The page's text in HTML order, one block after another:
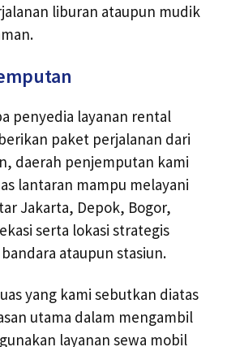
liburan ataupun mudik
penyedia layanan rental
paket perjalanan dari
daerah penjemputan kami
lantaran mampu melayani
Jakarta, Depok, Bogor,
serta lokasi strategis
ataupun stasiun.
yang kami sebutkan diatas
utama dalam mengambil
layanan sewa mobil